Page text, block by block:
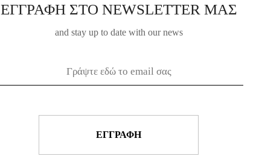
ΕΓΓΡΑΦΗ ΣΤΟ NEWSLETTER ΜΑΣ
and stay up to date with our news